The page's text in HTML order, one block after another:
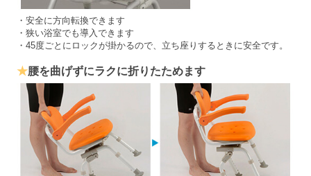
・安全に方向転換できます
・狭い浴室でも導入できます
・45度ごとにロックが掛かるので、立ち座りするときに安全です。
★腰を曲げずにラクに折りたためます